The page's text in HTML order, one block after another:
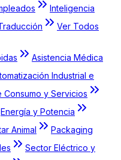
Inteligencia
Ver Todos
Asistencia Médica
Industrial e
Consumo y Servicios
Energía y Potencia
Animal
Packaging
Sector Eléctrico y